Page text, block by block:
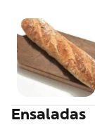
Ensaladas